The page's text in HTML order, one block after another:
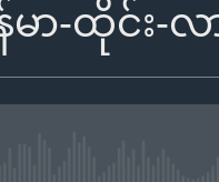
န်မာ-ထိုင်း